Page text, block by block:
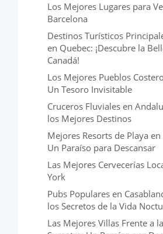
Los Mejores Lugares para
Barcelona
Destinos Turísticos
en Quebec: ¡Descubre la
Canadá!
Los Mejores Pueblos
Un Tesoro Invisitable
Cruceros Fluviales en
los Mejores Destinos
Mejores Resorts de Playa
Un Paraíso para Descansar
Las Mejores Cervecerías
York
Pubs Populares en
los Secretos de la Vida
Las Mejores Villas Frente a